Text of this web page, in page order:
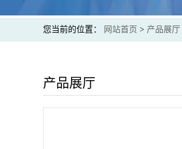
您当前的位置： 网站首页 > 产品展厅
产品展厅